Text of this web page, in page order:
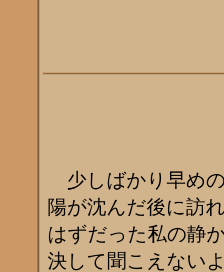
少しばかり早め
陽が沈んだ後に訪
はずだった私の静
決して聞こえない